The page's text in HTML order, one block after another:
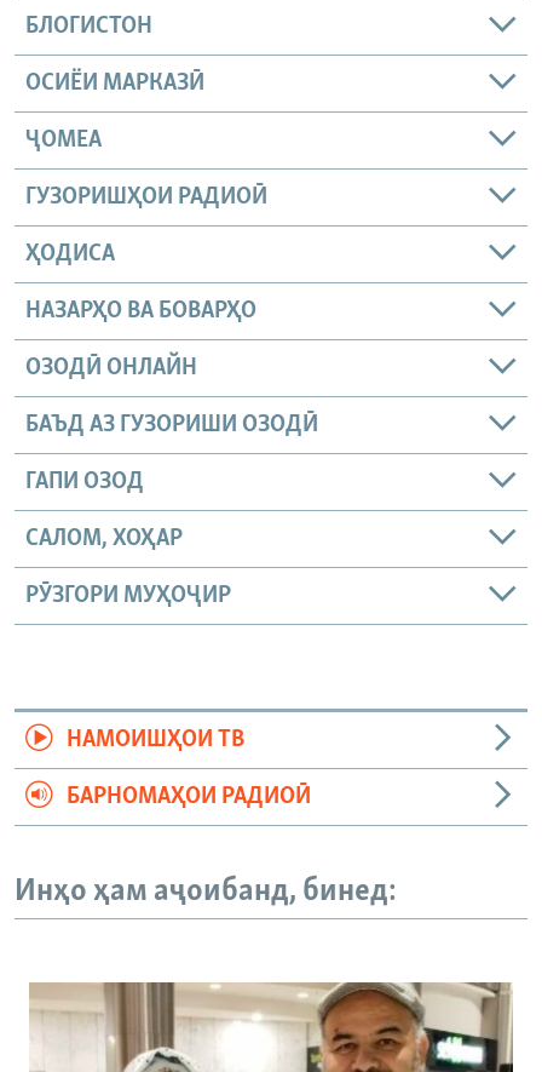
БЛОГИСТОН
ОСИЁИ МАРКАЗӢ
ҶОМEА
ГУЗОРИШҲОИ РАДИОӢ
ҲОДИСА
НАЗАРҲО ВА БОВАРҲО
ОЗОДӢ ОНЛАЙН
БАЪД АЗ ГУЗОРИШИ ОЗОДӢ
ГАПИ ОЗОД
САЛОМ, ХОҲАР
РӮЗГОРИ МУҲОҶИР
НАМОИШҲОИ ТВ
БАРНОМАҲОИ РАДИОӢ
Инҳо ҳам аҷоибанд, бинед: